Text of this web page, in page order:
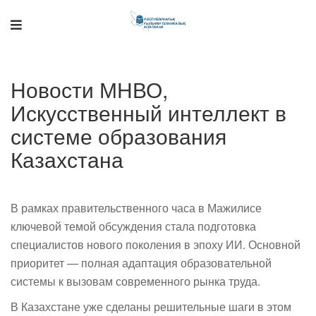
Новости МНВО,
Искусственный интеллект в
системе образования
Казахстана
В рамках правительственного часа в Мажилисе
ключевой темой обсуждения стала подготовка
специалистов нового поколения в эпоху ИИ. Основной
приоритет — полная адаптация образовательной
системы к вызовам современного рынка труда.
В Казахстане уже сделаны решительные шаги в этом